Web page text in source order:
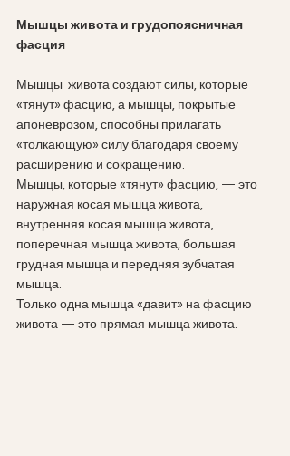
Мышцы живота и грудопоясничная
фасция
Мышцы  живота создают силы, которые
«тянут» фасцию, а мышцы, покрытые
апоневрозом, способны прилагать
«толкающую» силу благодаря своему
расширению и сокращению.
Мышцы, которые «тянут» фасцию, — это
наружная косая мышца живота,
внутренняя косая мышца живота,
поперечная мышца живота, большая
грудная мышца и передняя зубчатая
мышца.
Только одна мышца «давит» на фасцию
живота — это прямая мышца живота.